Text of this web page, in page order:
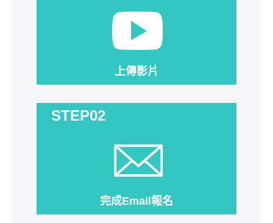
上傳影片
STEP02
完成Email報名